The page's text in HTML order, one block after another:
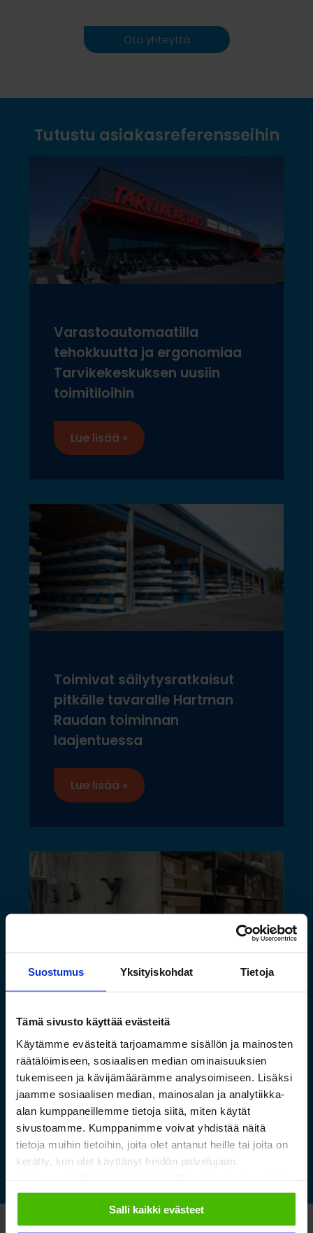
Suostumus Yksityiskohdat Tietoja
Tämä sivusto käyttää evästeitä
Käytämme evästeitä tarjoamamme sisällön ja mainosten
räätälöimiseen, sosiaalisen median ominaisuuksien
tukemiseen ja kävijämäärämme analysoimiseen. Lisäksi
jaamme sosiaalisen median, mainosalan ja analytiikka-
alan kumppaneillemme tietoja siitä, miten käytät
sivustoamme. Kumppanimme voivat yhdistää näitä
tietoja muihin tietoihin, joita olet antanut heille tai joita on
kerätty, kun olet käyttänyt heidän palvelujaan.
sallimiisi evästeisiin.
Salli kaikki evästeet
Ota yhteyttä
Tutustu asiakasreferensseihin
Varastoautomaatilla
tehokkuutta ja ergonomiaa
Tarvikekeskuksen uusiin
toimitiloihin
Lue lisää »
Toimivat säilytysratkaisut
pitkälle tavaralle Hartman
Raudan toiminnan
laajentuessa
Lue lisää »
Saamelaismuseon ja
luontokeskuksen esineistölle
sopivat ilmastoidut ja
kestävät säilytysratkaisut
Lue lisää »